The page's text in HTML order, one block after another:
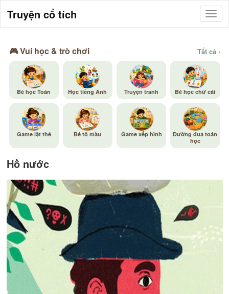
Truyện cổ tích
🎮 Vui học & trò chơi Tất cả ›
Bé học Toán Học tiếng Anh Truyện tranh Bé học chữ cái
Game lật thẻ Bé tô màu Game xếp hình
Đường đua toán
học
Hồ nước